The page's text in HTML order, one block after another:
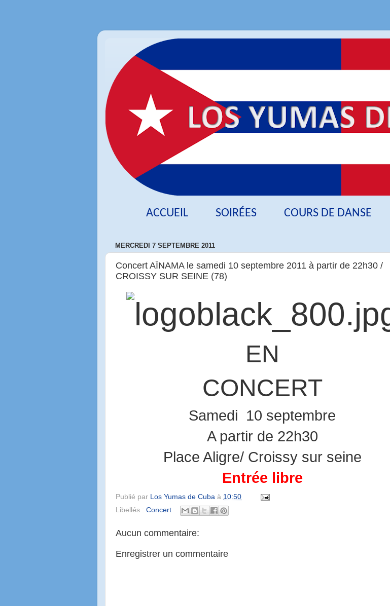
ACCUEIL SOIRÉES COURS DE DANSE
MERCREDI 7 SEPTEMBRE 2011
Concert AÏNAMA le samedi 10 septembre 2011 à partir de 22h30 /
CROISSY SUR SEINE (78)
EN
CONCERT
Samedi 10 septembre
A partir de 22h30
Place Aligre/ Croissy sur seine
Entrée libre
Publié par Los Yumas de Cuba à 10:50
Libellés : Concert
Aucun commentaire:
Enregistrer un commentaire